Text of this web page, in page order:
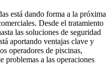
está dando forma a la próxima
Desde el tratamiento
las soluciones de seguridad
aportando ventajas clave y
operadores de piscinas,
problemas a las operaciones